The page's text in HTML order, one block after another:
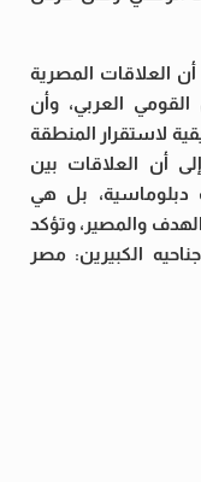
أن العلاقات المصرية
العربي، وأن
لاستقرار المنطقة
أن العلاقات بين
دبلوماسية، بل هي
والمصير، وتؤكد
الكبيرين: مصر